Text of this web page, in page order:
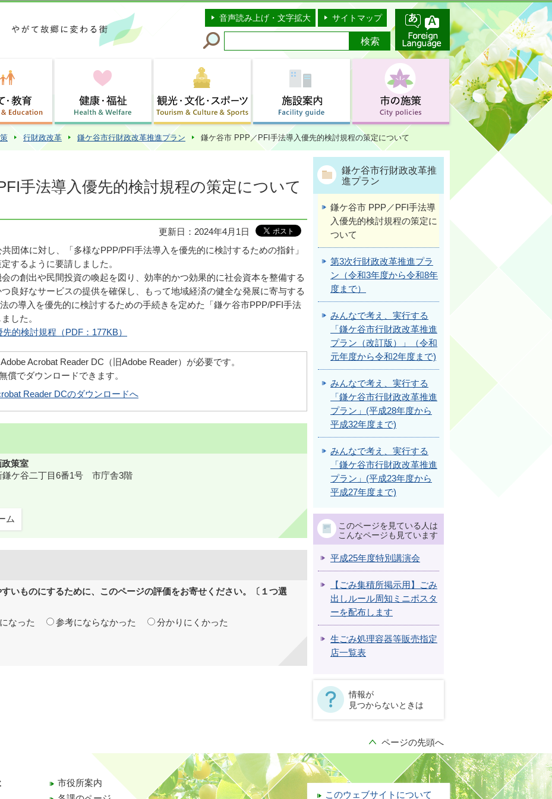
このページの本文へ移動
音声読み上げ・文字拡大 サイトマップ
行財政改革 鎌ケ谷市行財政改革推進プラン 鎌ケ谷市 PPP／PFI手法導入優先的検討規程の策定について
手法導入優先的検討規程の策定について
更新日：2024年4月1日
団体に対し、「多様なPPP/PFI手法導入を優先的に検討するための指針」
するように要請しました。
の創出や民間投資の喚起を図り、効率的かつ効果的に社会資本を整備する
良好なサービスの提供を確保し、もって地域経済の健全な発展に寄与する
の導入を優先的に検討するための手続きを定めた「鎌ケ谷市PPP/PFI手法
した。
的検討規程（PDF：177KB）
Acrobat Reader DC（旧Adobe Reader）が必要です。
償でダウンロードできます。
Reader DCのダウンロードへ
策室
ケ谷二丁目6番1号 市庁舎3階
ム
いものにするために、このページの評価をお寄せください。〔１つ選
なった 参考にならなかった 分かりにくかった
鎌ケ谷市行財政改革推
進プラン
鎌ケ谷市 PPP／PFI手法導
入優先的検討規程の策定に
ついて
第3次行財政改革推進プラ
ン（令和3年度から令和8年
度まで）
みんなで考え、実行する
「鎌ケ谷市行財政改革推進
プラン（改訂版）」（令和
元年度から令和2年度まで)
みんなで考え、実行する
「鎌ケ谷市行財政改革推進
プラン」(平成28年度から
平成32年度まで)
みんなで考え、実行する
「鎌ケ谷市行財政改革推進
プラン」(平成23年度から
平成27年度まで)
このページを見ている人は
こんなページも見ています
平成25年度特別講演会
【ごみ集積所掲示用】ごみ
出しルール周知ミニポスタ
ーを配布します
生ごみ処理容器等販売指定
店一覧表
情報が
見つからないときは
ページの先頭へ
市役所案内
このウェブサイトについて